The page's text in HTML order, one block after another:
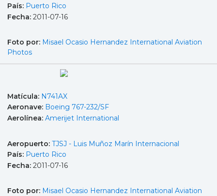
País: Puerto Rico
Fecha: 2011-07-16
Foto por: Misael Ocasio Hernandez International Aviation
Photos
Matícula: N741AX
Aeronave: Boeing 767-232/SF
Aerolínea: Amerijet International
Aeropuerto: TJSJ - Luis Muñoz Marín Internacional
País: Puerto Rico
Fecha: 2011-07-16
Foto por: Misael Ocasio Hernandez International Aviation